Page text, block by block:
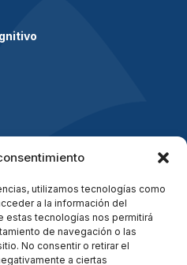
utilizamos tecnologías como
a la información del
estas tecnologías nos permitirá
de navegación o las
No consentir o retirar el
a ciertas